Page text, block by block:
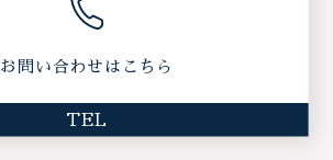
お問い合わせはこちら
TEL